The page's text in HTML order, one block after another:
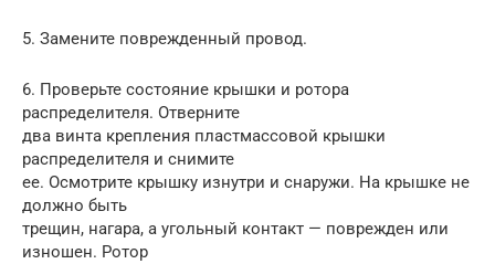
5. Замените поврежденный провод.
6. Проверьте состояние крышки и ротора
распределителя. Отверните
два винта крепления пластмассовой крышки
распределителя и снимите
ее. Осмотрите крышку изнутри и снаружи. На крышке не
должно быть
трещин, нагара, а угольный контакт — поврежден или
изношен. Ротор